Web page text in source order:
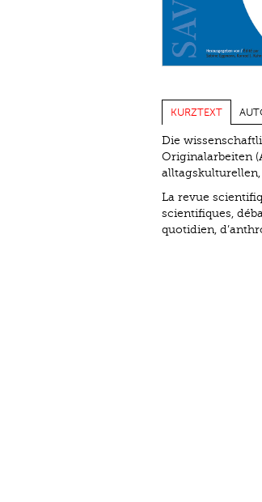
KURZTEXT
Die
Originalarbeiten
La revue
scientifiques,
quotidien,